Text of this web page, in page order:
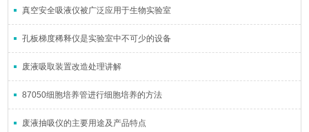
真空安全吸液仪被广泛应用于生物实验室
孔板梯度稀释仪是实验室中不可少的设备
废液吸取装置改造处理讲解
87050细胞培养管进行细胞培养的方法
废液抽吸仪的主要用途及产品特点